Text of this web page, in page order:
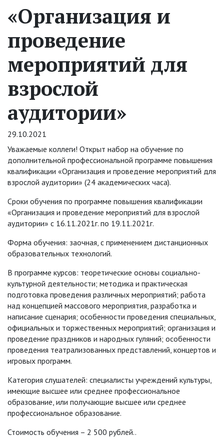
«Организация и
проведение
мероприятий для
взрослой
аудитории»
29.10.2021
Уважаемые коллеги! Открыт набор на обучение по
дополнительной профессиональной программе повышения
квалификации «Организация и проведение мероприятий для
взрослой аудитории» (24 академических часа).
Сроки обучения по программе повышения квалификации
«Организация и проведение мероприятий для взрослой
аудитории» с 16.11.2021г. по 19.11.2021г.
Форма обучения: заочная, с применением дистанционных
образовательных технологий.
В программе курсов: теоретические основы социально-
культурной деятельности; методика и практическая
подготовка проведения различных мероприятий; работа
над концепцией массового мероприятия, разработка и
написание сценария; особенности проведения специальных,
официальных и торжественных мероприятий; организация и
проведение праздников и народных гуляний; особенности
проведения театрализованных представлений, концертов и
игровых программ.
Категория слушателей: специалисты учреждений культуры,
имеющие высшее или среднее профессиональное
образование, или получающие высшее или среднее
профессиональное образование.
Стоимость обучения – 2 500 рублей..